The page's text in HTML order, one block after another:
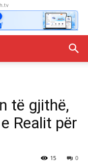
të gjithë,
Realit për
0
15